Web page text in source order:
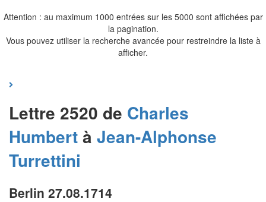
Attention : au maximum 1000 entrées sur les 5000 sont affichées par
la pagination.
Vous pouvez utiliser la recherche avancée pour restreindre la liste à
afficher.
Lettre 2520 de Charles
Humbertà Jean-Alphonse
Turrettini
Berlin 27.08.1714